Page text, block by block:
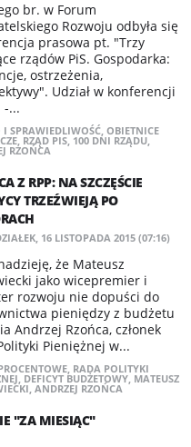
br. w Forum
Rozwoju odbyła się
prasowa pt. "Trzy
rządów PiS. Gospodarka:
ostrzeżenia,
Udział w konferencji
-...
I SPRAWIEDLIWOŚĆ, OBIETNICE
, RZĄD PIS, 100 DNI RZĄDU,
RZOŃCA
Z RPP: NA SZCZĘŚCIE
TRZEŹWIEJĄ PO
16 LISTOPADA 2015 (07:16)
że Mateusz
jako wicepremier i
rozwoju nie dopuści do
pieniędzy z budżetu
Andrzej Rzońca, członek
Pieniężnej w...
, RADA POLITYKI
, DEFICYT BUDŻETOWY, MATEUSZ
, ANDRZEJ RZOŃCA
"ZA MIESIĄC"